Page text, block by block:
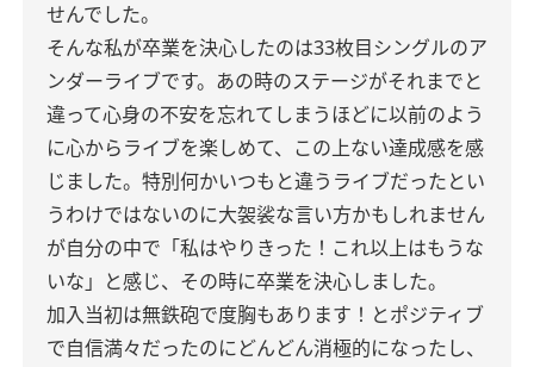
せんでした。
そんな私が卒業を決心したのは33枚目シングルのア
ンダーライブです。 あの時のステージがそれまでと
違って心身の不安を忘れてしまうほどに以前のよう
に心からライブを楽しめて、 この上ない達成感を感
じました。 特別何かいつもと違うライブだったとい
うわけではないのに大袈裟な言い方かもしれません
が自分の中で 「私はやりきった！これ以上はもうな
いな」と感じ、その時に卒業を決心しました。
加入当初は無鉄砲で度胸もあります！とポジティブ
で自信満々だったのにどんどん消極的になったし、